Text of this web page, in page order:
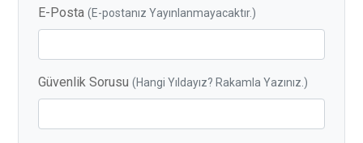
E-Posta(E-postanız Yayınlanmayacaktır.)
Güvenlik Sorusu(Hangi Yıldayız? Rakamla Yazınız.)